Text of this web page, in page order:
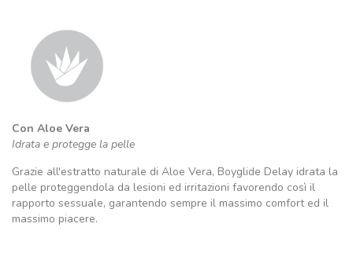
Con Aloe Vera
Idrata e protegge la pelle
Grazie all'estratto naturale di Aloe Vera, Boyglide Delay idrata la
pelle proteggendola da lesioni ed irritazioni favorendo così il
rapporto sessuale, garantendo sempre il massimo comfort ed il
massimo piacere.